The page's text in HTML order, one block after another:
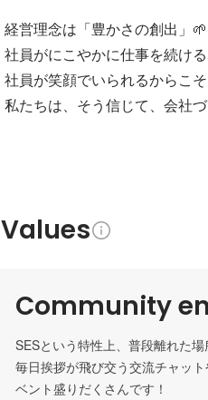
経営理念は「豊かさの創出」
社員がにこやかに仕事を続け
社員が笑顔でいられるからこ
私たちは、そう信じて、会社
Values
Community
SESという特性上、普段離れた
毎日挨拶が飛び交う交流チャッ
ベント盛りだくさんです！